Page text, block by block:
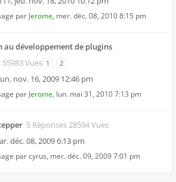
par Jerome, mer. déc. 08, 2010 8:15 pm
développement de plugins
Vues 1 2
nov. 16, 2009 12:46 pm
par Jerome, lun. mai 31, 2010 7:13 pm
5 Réponses 28594 Vues
déc. 08, 2009 6:13 pm
parcyrus, mer. déc. 09, 2009 7:01 pm